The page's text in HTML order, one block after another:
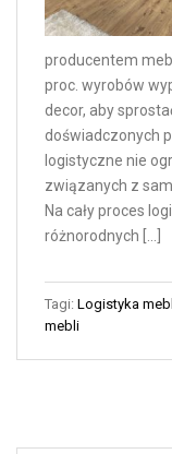
producentem
proc. wyrobów
decor, aby
doświadczonych
logistyczne nie
związanych z
Na cały proces
różnorodnych […]
Tagi: Logistyka
mebli